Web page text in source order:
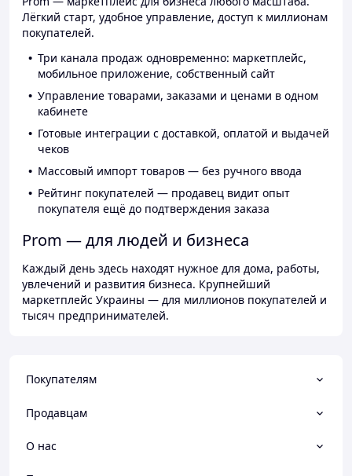
Лёгкий старт, удобное управление, доступ к миллионам
покупателей.
Три канала продаж одновременно: маркетплейс,
мобильное приложение, собственный сайт
Управление товарами, заказами и ценами в одном
кабинете
Готовые интеграции с доставкой, оплатой и выдачей
чеков
Массовый импорт товаров — без ручного ввода
Рейтинг покупателей — продавец видит опыт
покупателя ещё до подтверждения заказа
Prom — для людей и бизнеса
Каждый день здесь находят нужное для дома, работы,
увлечений и развития бизнеса. Крупнейший
маркетплейс Украины — для миллионов покупателей и
тысяч предпринимателей.
Покупателям
Продавцам
О нас